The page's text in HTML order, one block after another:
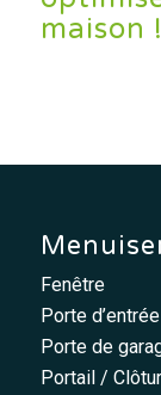
maison !
Fenêtre
Porte d’entrée
Porte de
Portail /